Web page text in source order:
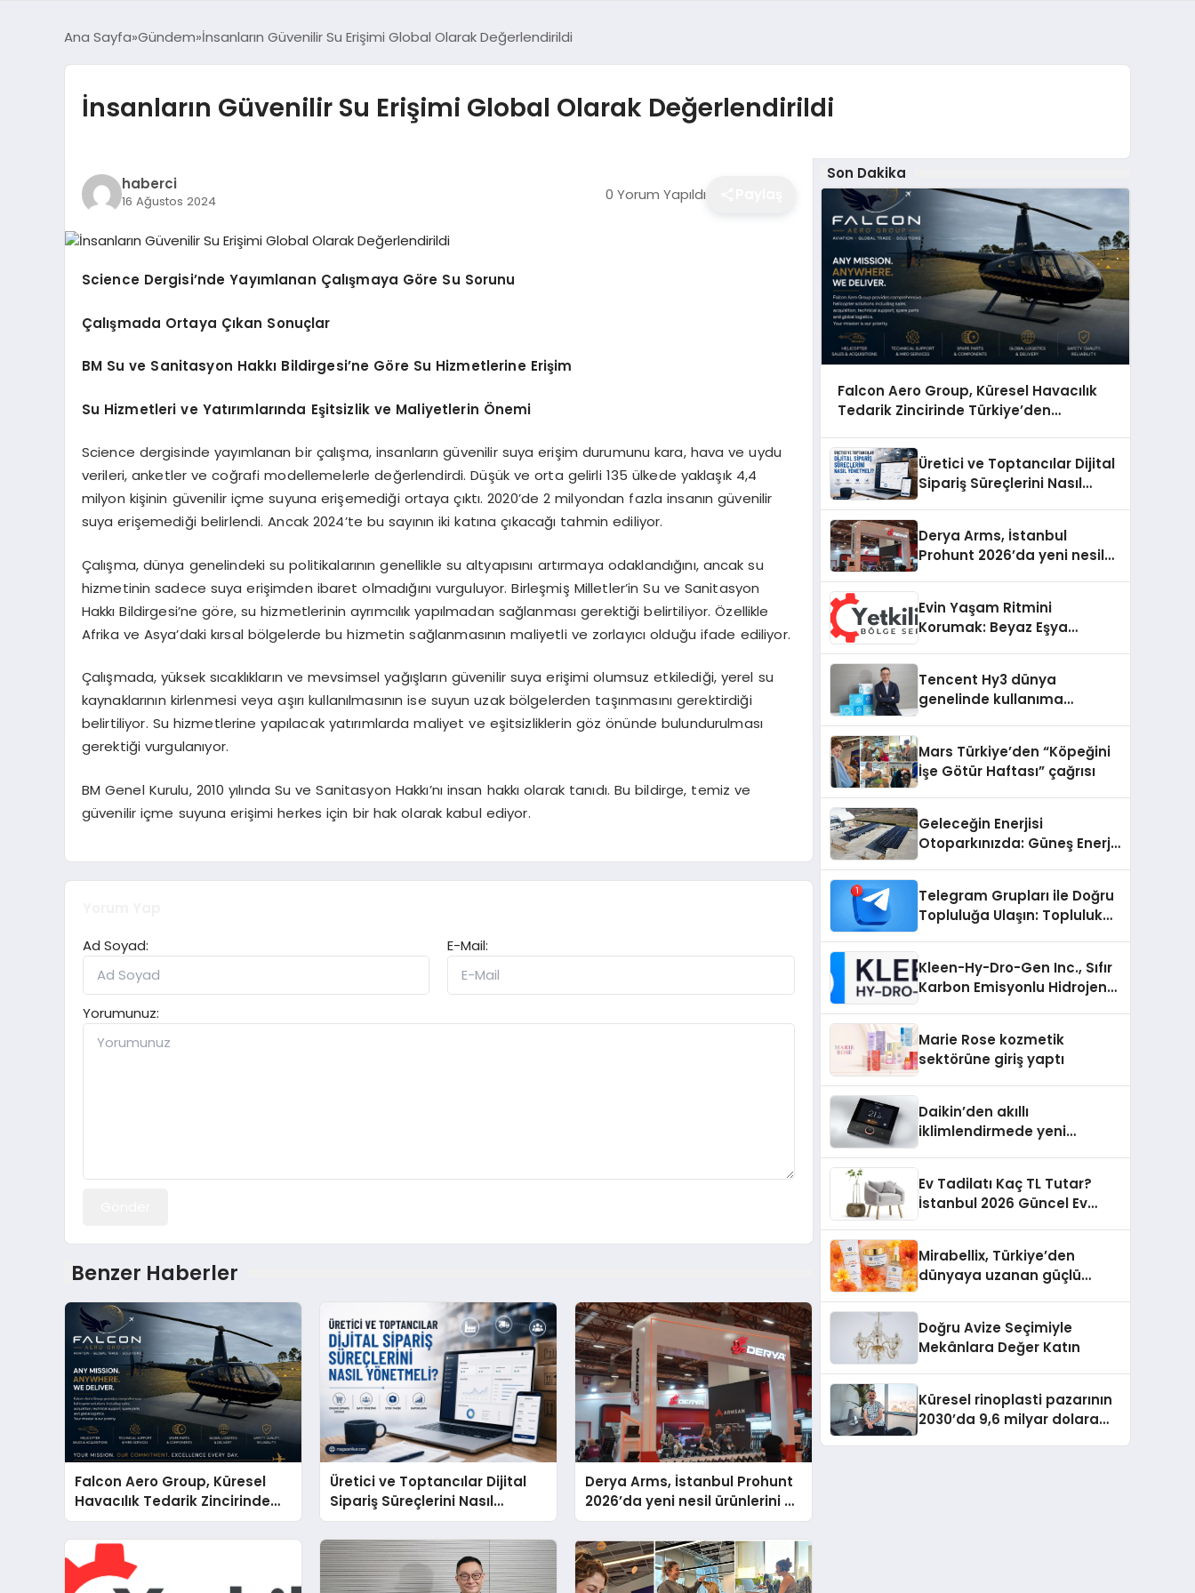
Ana Sayfa Gündem İnsanların Güvenilir Su Erişimi Global Olarak Değerlendirildi
İnsanların Güvenilir Su Erişimi Global Olarak Değerlendirildi
haberci
16 Ağustos 2024 0 Yorum Yapıldı
Science Dergisi’nde Yayımlanan Çalışmaya Göre Su Sorunu
Çalışmada Ortaya Çıkan Sonuçlar
BM Su ve Sanitasyon Hakkı Bildirgesi’ne Göre Su Hizmetlerine Erişim
Su Hizmetleri ve Yatırımlarında Eşitsizlik ve Maliyetlerin Önemi
Science dergisinde yayımlanan bir çalışma, insanların güvenilir suya erişim durumunu kara, hava ve uydu
verileri, anketler ve coğrafi modellemelerle değerlendirdi. Düşük ve orta gelirli 135 ülkede yaklaşık 4,4
milyon kişinin güvenilir içme suyuna erişemediği ortaya çıktı. 2020’de 2 milyondan fazla insanın güvenilir
suya erişemediği belirlendi. Ancak 2024’te bu sayının iki katına çıkacağı tahmin ediliyor.
Çalışma, dünya genelindeki su politikalarının genellikle su altyapısını artırmaya odaklandığını, ancak su
hizmetinin sadece suya erişimden ibaret olmadığını vurguluyor. Birleşmiş Milletler’in Su ve Sanitasyon
Hakkı Bildirgesi’ne göre, su hizmetlerinin ayrımcılık yapılmadan sağlanması gerektiği belirtiliyor. Özellikle
Afrika ve Asya’daki kırsal bölgelerde bu hizmetin sağlanmasının maliyetli ve zorlayıcı olduğu ifade ediliyor.
Çalışmada, yüksek sıcaklıkların ve mevsimsel yağışların güvenilir suya erişimi olumsuz etkilediği, yerel su
kaynaklarının kirlenmesi veya aşırı kullanılmasının ise suyun uzak bölgelerden taşınmasını gerektirdiği
belirtiliyor. Su hizmetlerine yapılacak yatırımlarda maliyet ve eşitsizliklerin göz önünde bulundurulması
gerektiği vurgulanıyor.
BM Genel Kurulu, 2010 yılında Su ve Sanitasyon Hakkı’nı insan hakkı olarak tanıdı. Bu bildirge, temiz ve
güvenilir içme suyuna erişimi herkes için bir hak olarak kabul ediyor.
Ad Soyad:
E-Mail:
Yorumunuz:
Benzer Haberler
Falcon Aero Group, Küresel
Havacılık Tedarik Zincirinde
Türkiye’den Dünyaya Açılıyor
Üretici ve Toptancılar Dijital
Sipariş Süreçlerini Nasıl
Yönetmeli?
Derya Arms, İstanbul Prohunt
2026’da yeni nesil ürünlerini ve
global marka vizyonunu
sergiledi
Son Dakika
Falcon Aero Group, Küresel Havacılık
Tedarik Zincirinde Türkiye’den
Üretici ve Toptancılar Dijital
Sipariş Süreçlerini Nasıl
Derya Arms, İstanbul
Prohunt 2026’da yeni nesil
Evin Yaşam Ritmini
Korumak: Beyaz Eşya
Tencent Hy3 dünya
genelinde kullanıma
Mars Türkiye’den “Köpeğini
İşe Götür Haftası” çağrısı
Geleceğin Enerjisi
Otoparkınızda: Güneş Enerjili
Telegram Grupları ile Doğru
Topluluğa Ulaşın: Topluluk
Kleen-Hy-Dro-Gen Inc., Sıfır
Karbon Emisyonlu Hidrojen
Aldı
Marie Rose kozmetik
sektörüne giriş yaptı
Daikin’den akıllı
iklimlendirmede yeni
Ev Tadilatı Kaç TL Tutar?
İstanbul 2026 Güncel Ev
Mirabellix, Türkiye’den
dünyaya uzanan güçlü
Doğru Avize Seçimiyle
Mekânlara Değer Katın
Küresel rinoplasti pazarının
2030’da 9,6 milyar dolara